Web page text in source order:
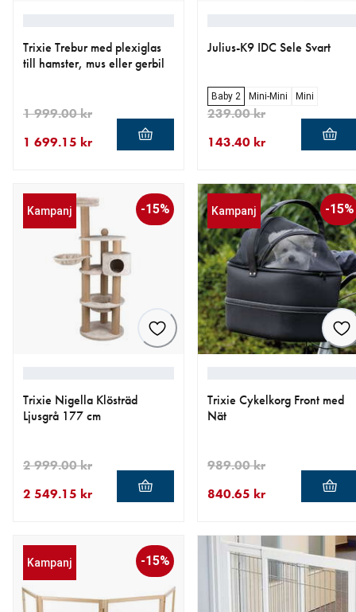
Trixie Trebur med plexiglas
till hamster, mus eller gerbil
1 699.15 kr
1 999.00 kr
Julius-K9 IDC Sele Svart
Baby 2 Mini-Mini Mini
143.40 kr
239.00 kr
Kampanj -15%
Trixie Nigella Klösträd
Ljusgrå 177 cm
2 549.15 kr
2 999.00 kr
Kampanj -15%
Trixie Cykelkorg Front med
Nät
840.65 kr
989.00 kr
Kampanj -15%